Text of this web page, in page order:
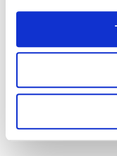
Ayarlar butonuna
Metnimizi ziyaret
6698 sayılı Kişisel
okumak ve sitemizi
gerçekleştirilen veri
detaylı bilgi almak